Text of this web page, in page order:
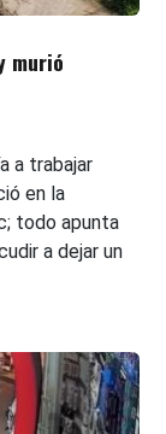
murió
a trabajar
en la
todo apunta
a dejar un